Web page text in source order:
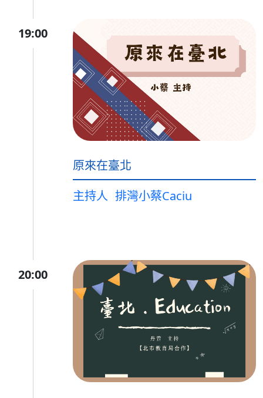
19:00
原來在臺北
主持人 排灣小蔡Caciu
20:00